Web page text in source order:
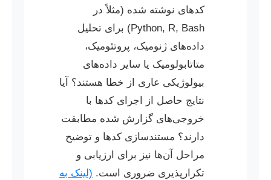
کدهای نوشته شده (مثلاً در
Python, R, Bash) برای تحلیل
داده‌های ژنومیک، پروتئومیک،
متاتابولومیک یا سایر داده‌های
بیولوژیکی عاری از خطا هستند؟ آیا
نتایج حاصل از اجرای کدها با
خروجی‌های گزارش شده مطابقت
دارند؟ مستندسازی کدها و توضیح
مراحل آن‌ها نیز برای ارزیابی و
تکرارپذیری ضروری است. (لینک به